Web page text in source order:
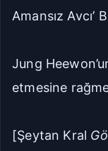
Amansız Avcı’
Jung
etmesine
[Şeytan Kral